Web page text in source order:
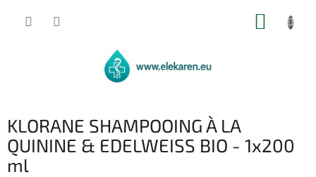
KLORANE SHAMPOOING À LA
QUININE & EDELWEISS BIO - 1x200
ml